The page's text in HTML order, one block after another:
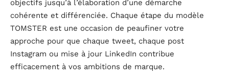
objectifs jusqu’à l’élaboration d’une démarche
cohérente et différenciée. Chaque étape du modèle
TOMSTER est une occasion de peaufiner votre
approche pour que chaque tweet, chaque post
Instagram ou mise à jour LinkedIn contribue
efficacement à vos ambitions de marque.